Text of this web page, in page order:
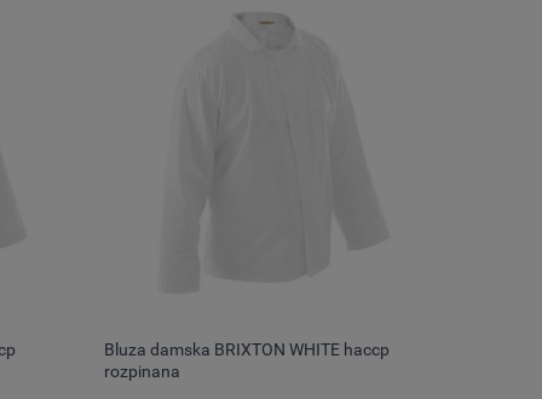
Bluza damska BRIXTON WHITE haccp
rozpinana